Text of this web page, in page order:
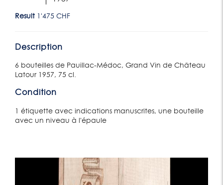
Result 1'475 CHF
Description
6 bouteilles de Pauillac-Médoc, Grand Vin de Château
Latour 1957, 75 cl.
Condition
1 étiquette avec indications manuscrites, une bouteille
avec un niveau à l'épaule